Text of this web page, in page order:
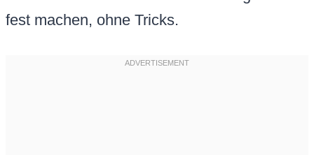
fest machen, ohne Tricks.